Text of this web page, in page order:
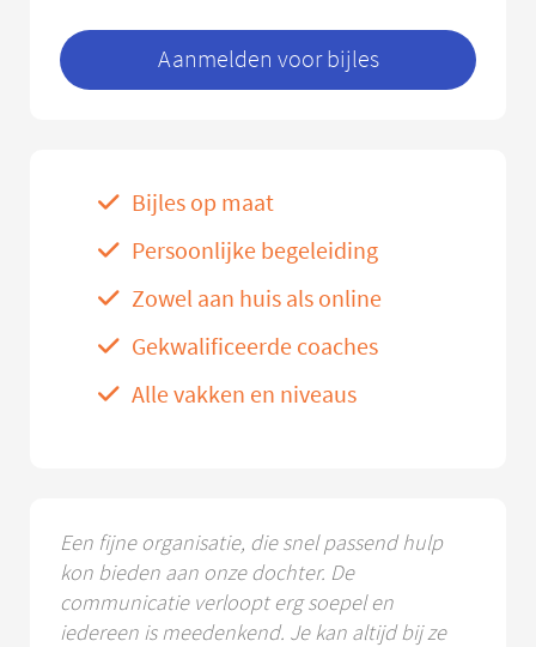
Aanmelden voor bijles
Bijles op maat
Persoonlijke begeleiding
Zowel aan huis als online
Gekwalificeerde coaches
Alle vakken en niveaus
Een fijne organisatie, die snel passend hulp
kon bieden aan onze dochter. De
communicatie verloopt erg soepel en
iedereen is meedenkend. Je kan altijd bij ze